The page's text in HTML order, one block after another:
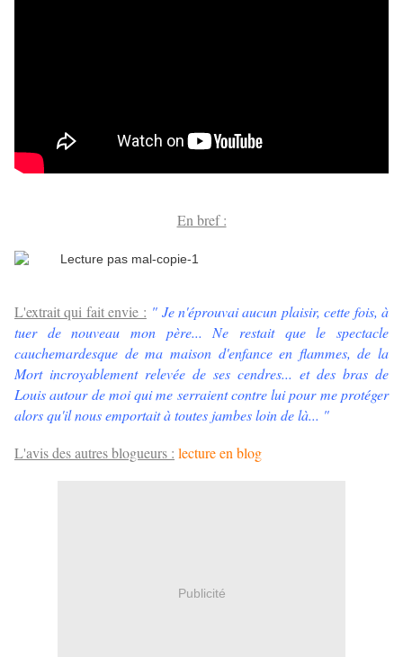
En bref :
L'extrait qui fait envie : " Je n'éprouvai aucun plaisir, cette fois, à
tuer de nouveau mon père... Ne restait que le spectacle
cauchemardesque de ma maison d'enfance en flammes, de la
Mort incroyablement relevée de ses cendres... et des bras de
Louis autour de moi qui me serraient contre lui pour me protéger
alors qu'il nous emportait à toutes jambes loin de là... "
L'avis des autres blogueurs : lecture en blog
Publicité